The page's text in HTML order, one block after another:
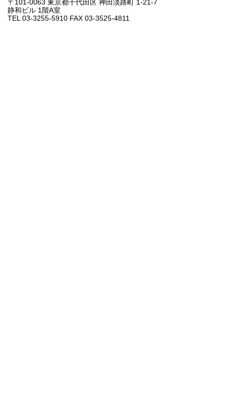
〒101-0063 東京都千代田区 神田淡路町 1-21-7
静和ビル 1階A室
TEL 03-3255-5910 FAX 03-3525-4811